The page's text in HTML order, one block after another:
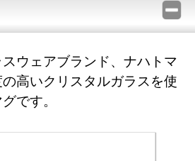
ウェアブランド、ナハトマ
高いクリスタルガラスを使
です。